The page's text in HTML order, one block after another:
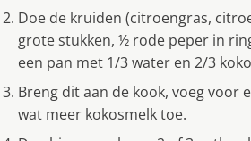
Doe de kruiden (citroengras,
grote stukken, ½ rode peper in
een pan met 1/3 water en 2/3
Breng dit aan de kook, voeg voor
wat meer kokosmelk toe.